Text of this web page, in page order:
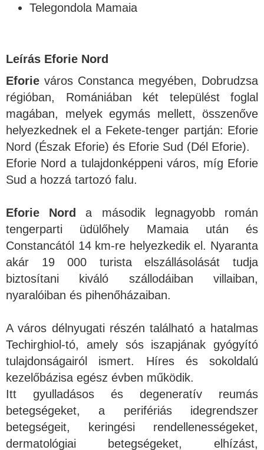
Telegondola Mamaia
Leírás Eforie Nord
Eforie város Constanca megyében, Dobrudzsa
régióban, Romániában két települést foglal
magában, melyek egymás mellett, összenőve
helyezkednek el a Fekete-tenger partján: Eforie
Nord (Észak Eforie) és Eforie Sud (Dél Eforie).
Eforie Nord a tulajdonképpeni város, míg Eforie
Sud a hozzá tartozó falu.
Eforie Norda második legnagyobb román
tengerparti üdülőhely Mamaia után és
Constancától 14 km-re helyezkedik el. Nyaranta
akár 19 000 turista elszállásolását tudja
biztosítani kiváló szállodáiban villaiban,
nyaralóiban és pihenőházaiban.
A város délnyugati részén található a hatalmas
Techirghiol-tó, amely sós iszapjának gyógyító
tulajdonságairól ismert. Híres és sokoldalú
kezelőbázisa egész évben működik.
Itt gyulladásos és degeneratív reumás
betegségeket, a perifériás idegrendszer
betegségeit, keringési rendellenességeket,
dermatológiai betegségeket, elhízást,